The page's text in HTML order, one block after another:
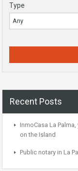
Type
Any
Recent Posts
InmoCasa La
on the Island
Public notary in La